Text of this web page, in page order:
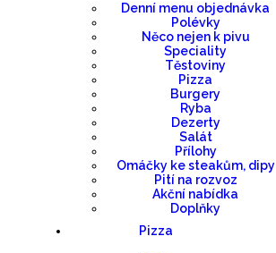
Denní menu objednávka
Polévky
Něco nejen k pivu
Speciality
Těstoviny
Pizza
Burgery
Ryba
Dezerty
Salát
Přílohy
Omáčky ke steakům, dipy
Pití na rozvoz
Akční nabídka
Doplňky
Pizza